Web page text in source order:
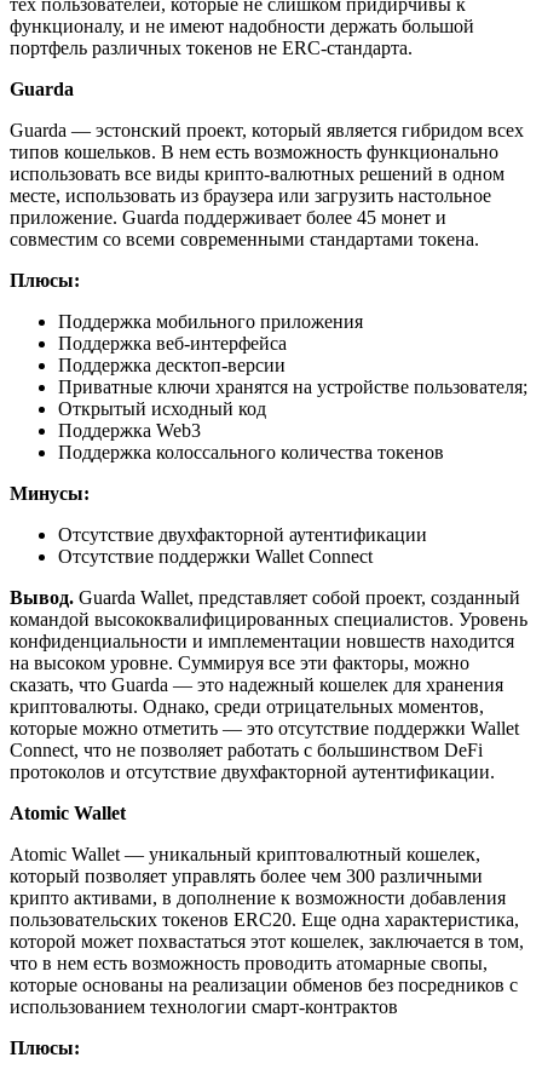
функционалу, и не имеют надобности держать большой
портфель различных токенов не ERC-стандарта.
Guarda
Guarda — эстонский проект, который является гибридом всех
типов кошельков. В нем есть возможность функционально
использовать все виды крипто-валютных решений в одном
месте, использовать из браузера или загрузить настольное
приложение. Guarda поддерживает более 45 монет и
совместим со всеми современными стандартами токена.
Плюсы:
Поддержка мобильного приложения
Поддержка веб-интерфейса
Поддержка десктоп-версии
Приватные ключи хранятся на устройстве пользователя;
Открытый исходный код
Поддержка Web3
Поддержка колоссального количества токенов
Минусы:
Отсутствие двухфакторной аутентификации
Отсутствие поддержки Wallet Connect
Вывод. Guarda Wallet, представляет собой проект, созданный
командой высококвалифицированных специалистов. Уровень
конфиденциальности и имплементации новшеств находится
на высоком уровне. Суммируя все эти факторы, можно
сказать, что Guarda — это надежный кошелек для хранения
криптовалюты. Однако, среди отрицательных моментов,
которые можно отметить — это отсутствие поддержки Wallet
Connect, что не позволяет работать с большинством DeFi
протоколов и отсутствие двухфакторной аутентификации.
Atomic Wallet
Atomic Wallet — уникальный криптовалютный кошелек,
который позволяет управлять более чем 300 различными
крипто активами, в дополнение к возможности добавления
пользовательских токенов ERC20. Еще одна характеристика,
которой может похвастаться этот кошелек, заключается в том,
что в нем есть возможность проводить атомарные свопы,
которые основаны на реализации обменов без посредников с
использованием технологии смарт-контрактов
Плюсы: